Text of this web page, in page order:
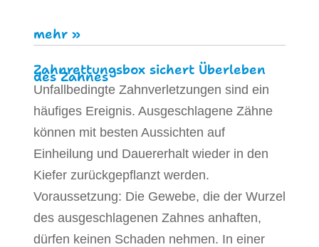
mehr »
Zahnrettungsbox sichert Überleben
des Zahnes
Unfallbedingte Zahnverletzungen sind ein
häufiges Ereignis. Ausgeschlagene Zähne
können mit besten Aussichten auf
Einheilung und Dauererhalt wieder in den
Kiefer zurückgepflanzt werden.
Voraussetzung: Die Gewebe, die der Wurzel
des ausgeschlagenen Zahnes anhaften,
dürfen keinen Schaden nehmen. In einer